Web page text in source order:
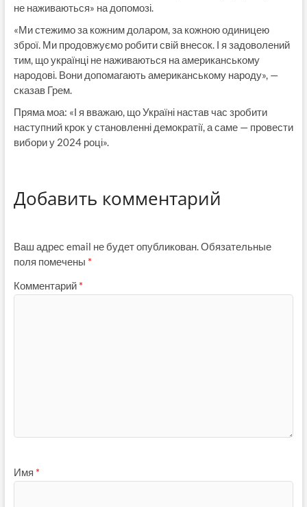
не наживаються» на допомозі.
«Ми стежимо за кожним доларом, за кожною одиницею
зброї. Ми продовжуємо робити свій внесок. І я задоволений
тим, що українці не наживаються на американському
народові. Вони допомагають американському народу», —
сказав Грем.
Пряма моа: «І я вважаю, що Україні настав час зробити
наступний крок у становленні демократії, а саме — провести
вибори у 2024 році».
Добавить комментарий
Ваш адрес email не будет опубликован. Обязательные
поля помечены *
Комментарий *
Имя *